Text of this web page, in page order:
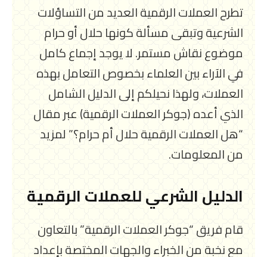
تطرح العملات الرقمية العديد من التساؤلات
الشرعية وتبقى مسألة كونها حلال أو حرام
موضوع نقاش مستمر. لا يوجد إجماع كامل
في الآراء بين العلماء بخصوص التعامل بهذه
العملات، ولهذا نحيلكم إلى الدليل الشامل
الذي أعده (جوكر العملات الرقمية) عبر مقال
“هل العملات الرقمية حلال أم حرام؟” لمزيد
من المعلومات.
الدليل الشرعي للعملات الرقمية
قام فريق “جوكر العملات الرقمية” بالتعاون
مع نخبة من الخبراء والجهات المختصة بإعداد